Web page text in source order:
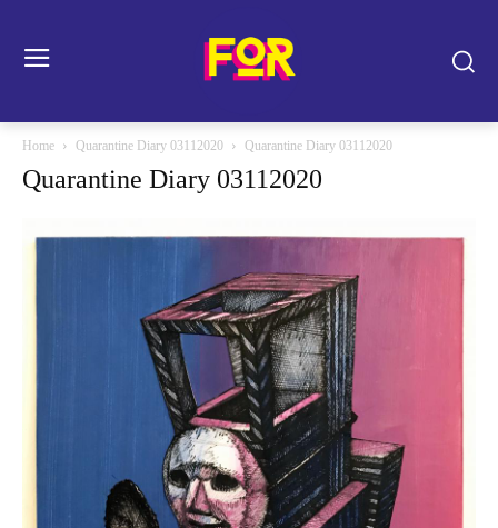
Home Quarantine Diary 03112020 Quarantine Diary 03112020
Quarantine Diary 03112020